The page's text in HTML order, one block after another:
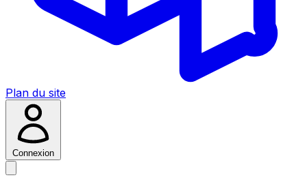
Plan du site
Connexion